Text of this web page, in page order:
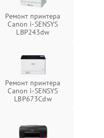
Ремонт принтера
Canon i-SENSYS
LBP243dw
Ремонт принтера
Canon i-SENSYS
LBP673Cdw